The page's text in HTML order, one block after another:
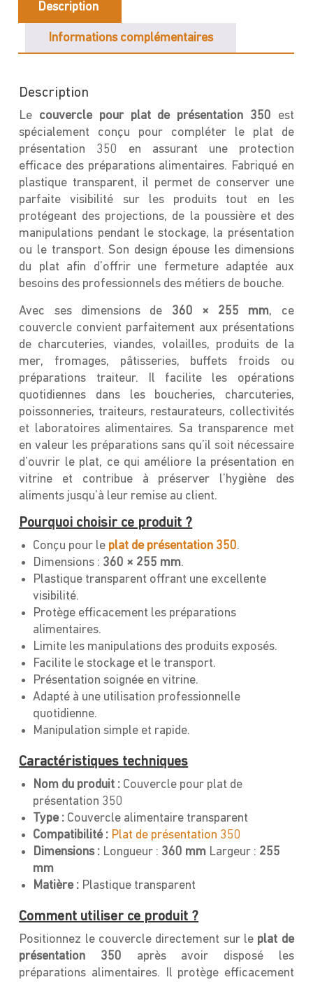
Description
Informations complémentaires
Description
Le couvercle pour plat de présentation 350 est
spécialement conçu pour compléter le plat de
présentation 350 en assurant une protection
efficace des préparations alimentaires. Fabriqué en
plastique transparent, il permet de conserver une
parfaite visibilité sur les produits tout en les
protégeant des projections, de la poussière et des
manipulations pendant le stockage, la présentation
ou le transport. Son design épouse les dimensions
du plat afin d’offrir une fermeture adaptée aux
besoins des professionnels des métiers de bouche.
Avec ses dimensions de 360 × 255 mm, ce
couvercle convient parfaitement aux présentations
de charcuteries, viandes, volailles, produits de la
mer, fromages, pâtisseries, buffets froids ou
préparations traiteur. Il facilite les opérations
quotidiennes dans les boucheries, charcuteries,
poissonneries, traiteurs, restaurateurs, collectivités
et laboratoires alimentaires. Sa transparence met
en valeur les préparations sans qu’il soit nécessaire
d’ouvrir le plat, ce qui améliore la présentation en
vitrine et contribue à préserver l’hygiène des
aliments jusqu’à leur remise au client.
Pourquoi choisir ce produit ?
Conçu pour le plat de présentation 350.
Dimensions : 360 × 255 mm.
Plastique transparent offrant une excellente
visibilité.
Protège efficacement les préparations
alimentaires.
Limite les manipulations des produits exposés.
Facilite le stockage et le transport.
Présentation soignée en vitrine.
Adapté à une utilisation professionnelle
quotidienne.
Manipulation simple et rapide.
Caractéristiques techniques
Nom du produit : Couvercle pour plat de
présentation 350
Type : Couvercle alimentaire transparent
Compatibilité : Plat de présentation 350
Dimensions : Longueur : 360 mm Largeur : 255
mm
Matière : Plastique transparent
Comment utiliser ce produit ?
Positionnez le couvercle directement sur le plat de
présentation 350 après avoir disposé les
préparations alimentaires. Il protège efficacement